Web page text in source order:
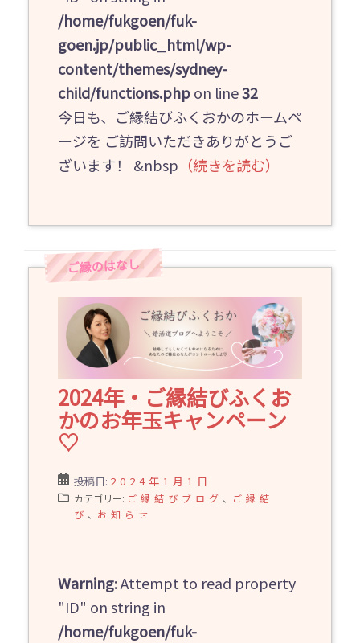
/home/fukgoen/fuk-
goen.jp/public_html/wp-
content/themes/sydney-
child/functions.phpon line32
今日も、ご縁結びふくおかのホームペ
ージを ご訪問いただきありがとうご
ざいます！ &nbsp （続きを読む）
2024年・ご縁結びふくお
かのお年玉キャンペーン
♡
投稿日: 2024年1月1日
カテゴリー: ご縁結びブログ 、
ご縁結
び 、 お知らせ
Warning: Attempt to read property
"ID" on string in
/home/fukgoen/fuk-